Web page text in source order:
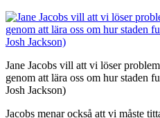
Jane Jacobs vill att vi löser
genom att lära oss om hur staden
Josh Jackson)
Jacobs menar också att vi måste